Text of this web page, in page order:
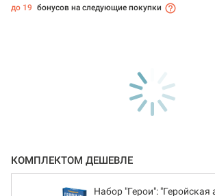
до 19 бонусов на следующие покупки
КОМПЛЕКТОМ ДЕШЕВЛЕ
Набор "Герои": "Геройская